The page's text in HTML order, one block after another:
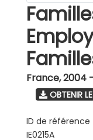
France,2004
OBTENIR
ID de référence
IE0215A